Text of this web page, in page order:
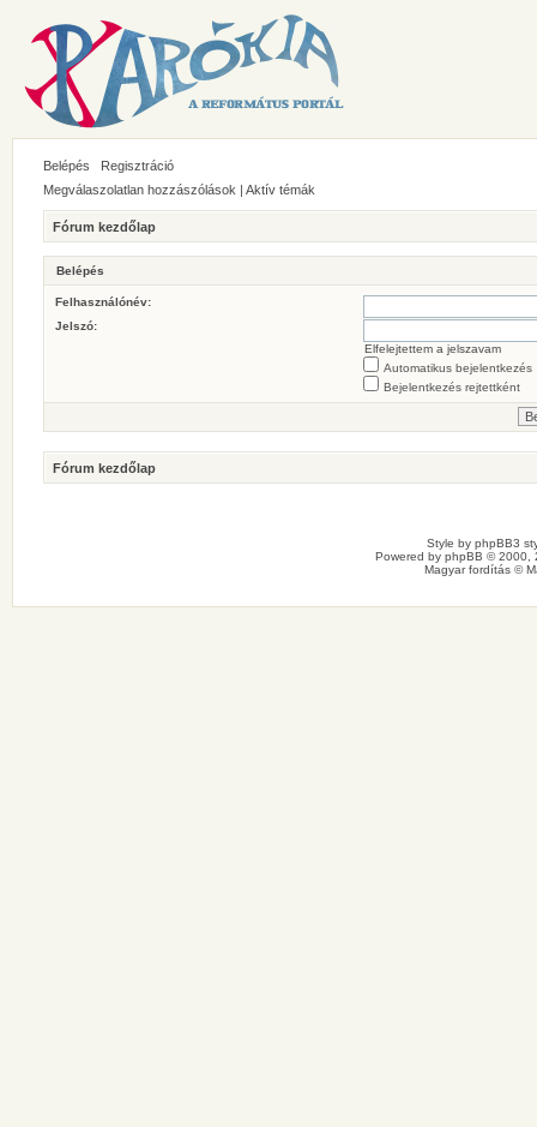
Belépés
Regisztráció
Megválaszolatlan hozzászólások | Aktív témák
Fórum kezdőlap
Belépés
Felhasználónév:
Jelszó:
Elfelejtettem a jelszavam
Automatikus bejelentkezés
Bejelentkezés rejtettként
Fórum kezdőlap
Style by phpBB3
Powered by phpBB © 2000,
Magyar fordítás ©